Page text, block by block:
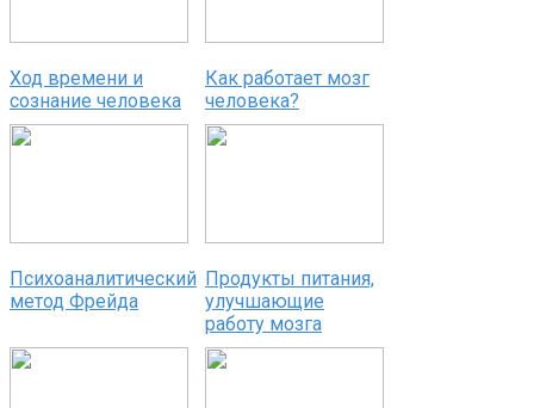
Ход времени и
сознание человека
Как работает мозг
человека?
Психоаналитический
метод Фрейда
Продукты питания,
улучшающие
работу мозга